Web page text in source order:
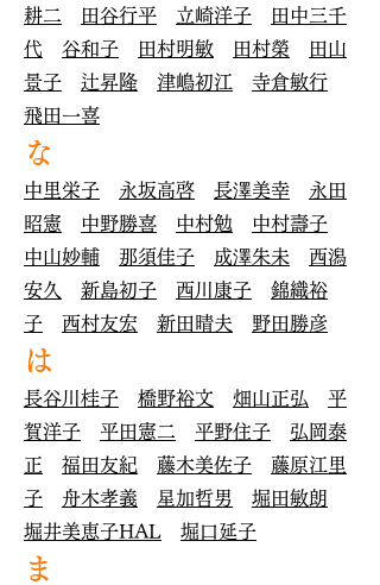
耕二 田谷行平 立崎洋子
田中三千
代
谷和子 田村明敏 田村榮 田山
景子
辻昇隆 津嶋初江
寺倉敏行
飛田一喜
な
中里栄子 永坂高啓 長澤美幸
永田
昭憲
中野勝喜 中村勉
中村壽子
中山妙輔
那須佳子 成澤朱未
西潟
安久
新島初子 西川康子
錦織裕
子
西村友宏 新田晴夫 野田勝彦
は
長谷川桂子 橋野裕文 畑山正弘
平
賀洋子
平田憲二 平野住子
弘岡泰
正
福田友紀 藤木美佐子
藤原江里
子
舟木孝義 星加哲男
堀田敏朗
堀井美恵子​HAL
堀口延子
ま